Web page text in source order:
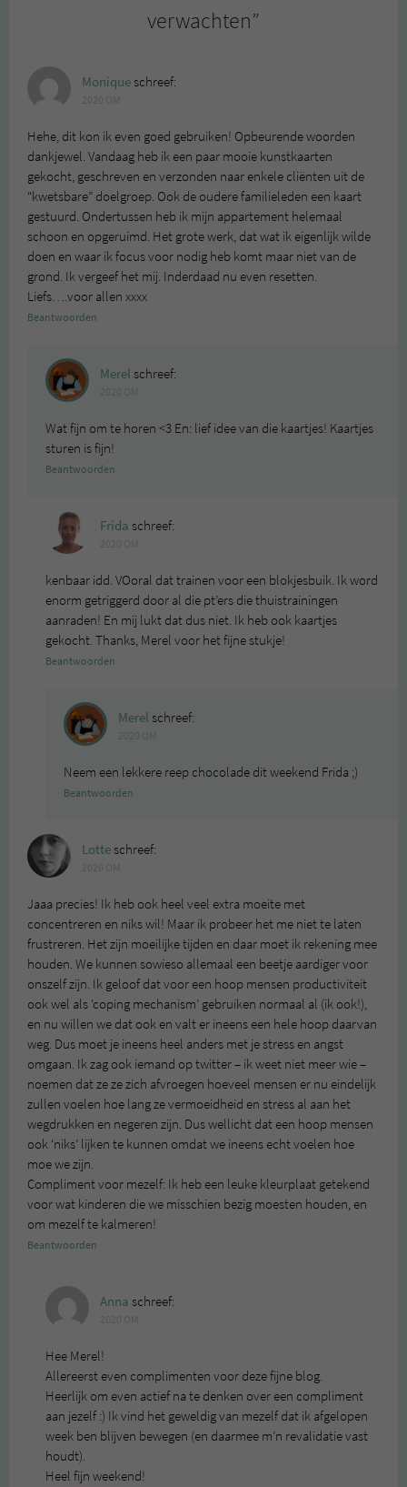
verwachten”
Moniqueschreef:
Hehe, dit kon ik even goed gebruiken! Opbeurende woorden
dankjewel. Vandaag heb ik een paar mooie kunstkaarten
gekocht, geschreven en verzonden naar enkele cliënten uit de
“kwetsbare” doelgroep. Ook de oudere familieleden een kaart
gestuurd. Ondertussen heb ik mijn appartement helemaal
schoon en opgeruimd. Het grote werk, dat wat ik eigenlijk wilde
doen en waar ik focus voor nodig heb komt maar niet van de
grond. Ik vergeef het mij. Inderdaad nu even resetten.
Liefs….voor allen xxxx
Beantwoorden
Merel schreef:
Wat fijn om te horen <3 En: lief idee van die kaartjes! Kaartjes
sturen is fijn!
Beantwoorden
Frida schreef:
kenbaar idd. VOoral dat trainen voor een blokjesbuik. Ik word
enorm getriggerd door al die pt’ers die thuistrainingen
aanraden! En mij lukt dat dus niet. Ik heb ook kaartjes
gekocht. Thanks, Merel voor het fijne stukje!
Beantwoorden
Merel schreef:
Neem een lekkere reep chocolade dit weekend Frida ;)
Beantwoorden
Lotteschreef:
Jaaa precies! Ik heb ook heel veel extra moeite met
concentreren en niks wil! Maar ik probeer het me niet te laten
frustreren. Het zijn moeilijke tijden en daar moet ik rekening mee
houden. We kunnen sowieso allemaal een beetje aardiger voor
onszelf zijn. Ik geloof dat voor een hoop mensen productiviteit
ook wel als ‘coping mechanism’ gebruiken normaal al (ik ook!),
en nu willen we dat ook en valt er ineens een hele hoop daarvan
weg. Dus moet je ineens heel anders met je stress en angst
omgaan. Ik zag ook iemand op twitter – ik weet niet meer wie –
noemen dat ze ze zich afvroegen hoeveel mensen er nu eindelijk
zullen voelen hoe lang ze vermoeidheid en stress al aan het
wegdrukken en negeren zijn. Dus wellicht dat een hoop mensen
ook ‘niks’ lijken te kunnen omdat we ineens echt voelen hoe
moe we zijn.
Compliment voor mezelf: Ik heb een leuke kleurplaat getekend
voor wat kinderen die we misschien bezig moesten houden, en
om mezelf te kalmeren!
Beantwoorden
Anna schreef:
Hee Merel!
Allereerst even complimenten voor deze fijne blog.
Heerlijk om even actief na te denken over een compliment
aan jezelf :) Ik vind het geweldig van mezelf dat ik afgelopen
week ben blijven bewegen (en daarmee m’n revalidatie vast
houdt).
Heel fijn weekend!